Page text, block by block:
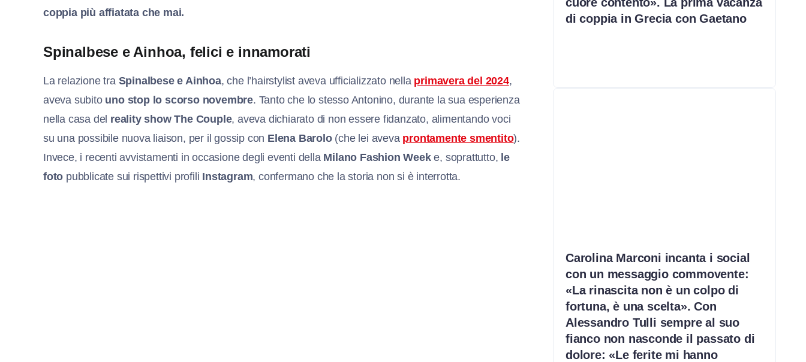
coppia più affiatata che mai.
Spinalbese e Ainhoa, felici e innamorati
La relazione tra Spinalbese e Ainhoa, che l’hairstylist aveva ufficializzato nella primavera del 2024,
aveva subito uno stop lo scorso novembre. Tanto che lo stesso Antonino, durante la sua esperienza
nella casa del reality show The Couple, aveva dichiarato di non essere fidanzato, alimentando voci
su una possibile nuova liaison, per il gossip con Elena Barolo(che lei aveva prontamente smentito).
Invece, i recenti avvistamenti in occasione degli eventi della Milano Fashion Weeke, soprattutto, le
foto pubblicate sui rispettivi profili Instagram, confermano che la storia non si è interrotta.
di coppia in Grecia con Gaetano
Carolina Marconi incanta i social
con un messaggio commovente:
«La rinascita non è un colpo di
fortuna, è una scelta». Con
Alessandro Tulli sempre al suo
fianco non nasconde il passato di
dolore: «Le ferite mi hanno